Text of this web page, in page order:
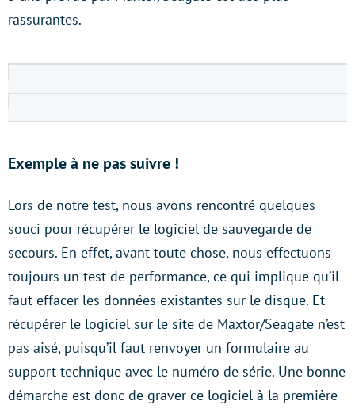
rassurantes.
Exemple à ne pas suivre !
Lors de notre test, nous avons rencontré quelques
souci pour récupérer le logiciel de sauvegarde de
secours. En effet, avant toute chose, nous effectuons
toujours un test de performance, ce qui implique qu’il
faut effacer les données existantes sur le disque. Et
récupérer le logiciel sur le site de Maxtor/Seagate n’est
pas aisé, puisqu’il faut renvoyer un formulaire au
support technique avec le numéro de série. Une bonne
démarche est donc de graver ce logiciel à la première